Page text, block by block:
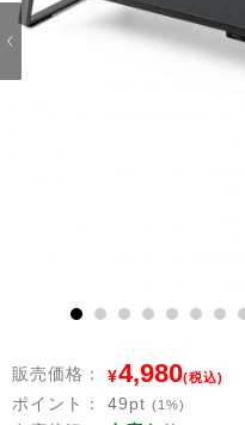
販売価格： ¥4,980(税込)
ポイント： 49pt (1%)